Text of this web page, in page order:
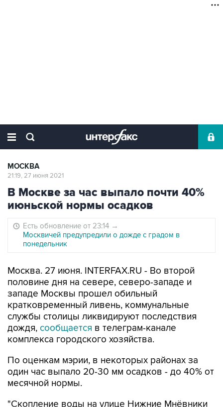
МОСКВА
21:19, 27 июня 2021
В Москве за час выпало почти 40%
июньской нормы осадков
Есть обновление от 23:14 →
Москвичей предупредили о дожде с градом в
понедельник
Москва. 27 июня. INTERFAX.RU - Во второй
половине дня на севере, северо-западе и
западе Москвы прошел обильный
кратковременный ливень, коммунальные
службы столицы ликвидируют последствия
дождя, сообщается в телеграм-канале
комплекса городского хозяйства.
По оценкам мэрии, в некоторых районах за
один час выпало 20-30 мм осадков - до 40% от
месячной нормы.
"Скопление воды на улице Нижние Мнёвники